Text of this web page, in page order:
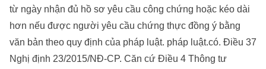
từ ngày nhận đủ hồ sơ yêu cầu công chứng hoặc kéo dài
hơn nếu được người yêu cầu chứng thực đồng ý bằng
văn bản theo quy định của pháp luật. pháp luật.có. Điều 37
Nghị định 23/2015/NĐ-CP. Căn cứ Điều 4 Thông tư